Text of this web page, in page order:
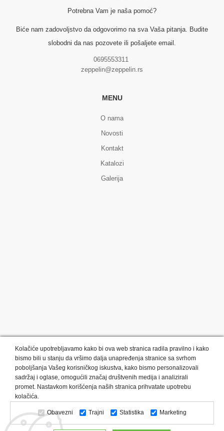
Potrebna Vam je naša pomoć?
Biće nam zadovoljstvo da odgovorimo na sva Vaša pitanja. Budite
slobodni da nas pozovete ili pošaljete email.
0695553311
zeppelin@zeppelin.rs
MENU
O nama
Novosti
Kontakt
Katalozi
Galerija
Kategorije proizvoda: Olovke i markeri
Privesci i trakice
Upaljači
USB Tehnologija Tekstil
Kačketi i kape
Notesi i rokovnici
Kancelarija Satovi
Kišobrani
Torbe i putovanja
Kuhinjski setovi Alati i oprema
Kolačiće upotrebljavamo kako bi ova web stranica radila pravilno i kako
bismo bili u stanju da vršimo dalja unapređenja stranice sa svrhom
poboljšanja Vašeg korisničkog iskustva, kako bismo personalizovali
sadržaj i oglase, omogućili značaj društvenih medija i analizirali
promet. Nastavkom korišćenja naših stranica prihvatate upotrebu
kolačića.
Obavezni Trajni Statistika Marketing